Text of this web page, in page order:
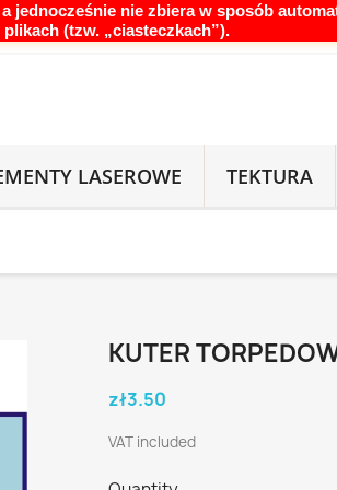
English GB
LASEROWE TEKTURA
KUTER
zł3.50
VAT included
nie zbiera w sposób
(tzw. „ciasteczkach”).